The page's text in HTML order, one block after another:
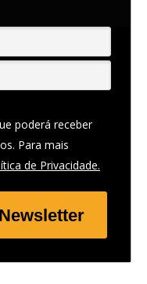
poderá receber
Para mais
de Privacidade.